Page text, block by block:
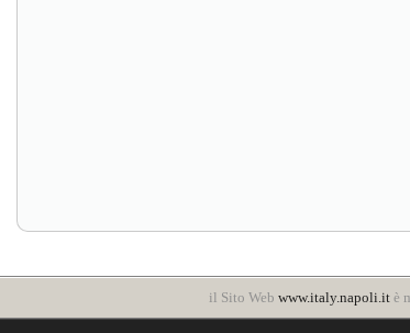
il Sito Web www.italy.napoli.itè